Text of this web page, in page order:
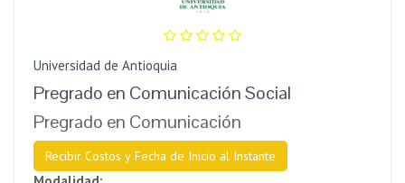
Universidad de Antioquia
Pregrado en Comunicación Social
Pregrado en Comunicación
Recibir Costos y Fecha de Inicio al Instante